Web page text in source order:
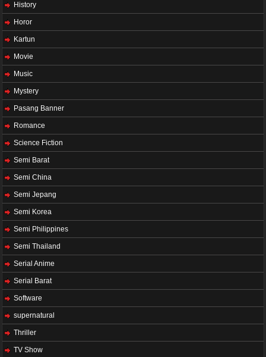
History
Horor
Kartun
Movie
Music
Mystery
Pasang Banner
Romance
Science Fiction
Semi Barat
Semi China
Semi Jepang
Semi Korea
Semi Philippines
Semi Thailand
Serial Anime
Serial Barat
Software
supernatural
Thriller
TV Show